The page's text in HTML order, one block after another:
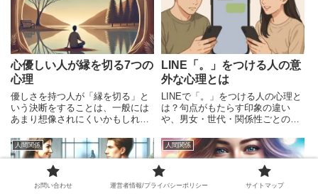
心優しい人が縁を切る7つの
心理
優しさを持つ人が「縁を切る」と
いう決断をすることは、一般には
あまり想像されにくいかもしれま
こそ、時に自分を守るために周囲
の人間関係を見直し、縁を切ると
いう選択をすることがあります。
本記事では、なぜ優しい人がこの
LINE「。」をつける人の意
外な心理とは
LINEで「。」をつける人の心理と
は？句点がもたらす印象の違い
や、男女・世代・関係性ごとの使
クまで丁寧に解説します。
人間関係 人間関係
お問い合わせ 運営者情報/プライバシーポリシー サイトマップ